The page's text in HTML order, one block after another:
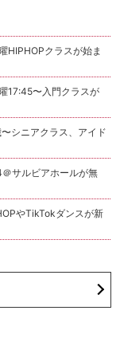
HIPHOPクラスが始ま
17:45〜入門クラスが
シニアクラス、アイド
サルビアホールが無
やTikTokダンスが新